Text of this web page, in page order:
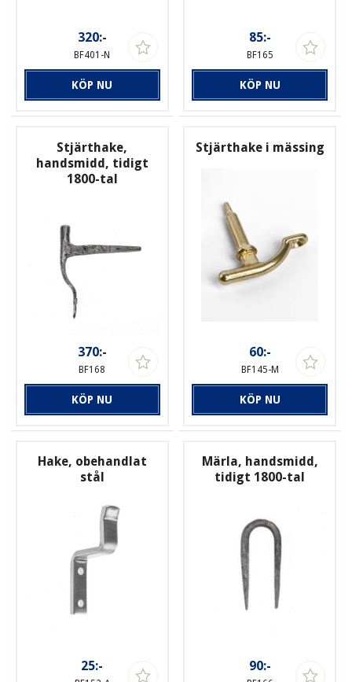
320:-
BF401-N
KÖP NU
85:-
BF165
KÖP NU
Stjärthake,
handsmidd, tidigt
1800-tal
370:-
BF168
KÖP NU
Stjärthake i mässing
60:-
BF145-M
KÖP NU
Hake, obehandlat
stål
25:-
Märla, handsmidd,
tidigt 1800-tal
90:-